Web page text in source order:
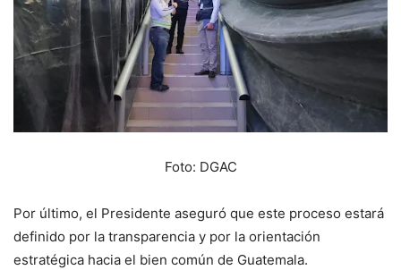
Foto: DGAC
Por último, el Presidente aseguró que este proceso estará
definido por la transparencia y por la orientación
estratégica hacia el bien común de Guatemala.